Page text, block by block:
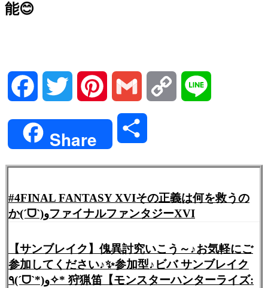
能😊
Facebook Twitter Pinterest Gmail Copy
Share
#4FINAL FANTASY XVIその正義は何を救うの
か(ˊᗜˋ)وファイナルファンタジーXVI
【サンブレイク】傀異討究いこう～♪お気軽にご
参加してください♪✨参加型♪ビバ サンブレイク
٩(ˊᗜˋ*)و✧* 狩猟笛【モンスターハンターライズ: